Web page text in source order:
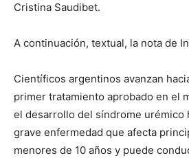
Cristina Saudibet.
A continuación, textual, la nota de
Científicos argentinos avanzan
primer tratamiento aprobado en el
el desarrollo del síndrome urémico
grave enfermedad que afecta
menores de 10 años y puede